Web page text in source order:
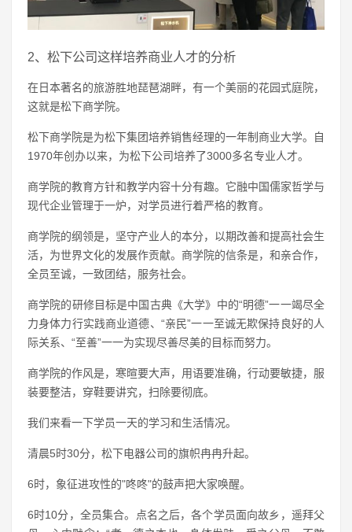
2、松下公司这样培养商业人才的分析
在日本著名的旅游胜地琵琶湖畔，有一个美丽的花园式庭院，
这就是松下商学院。
松下商学院是为松下集团培养销售经理的一年制商业大学。自
1970年创办以来，为松下公司培养了3000多名专业人才。
商学院的教育方针和教学内容十分有趣。它融中国儒家哲学与
现代企业管理于一炉，对学员进行着严格的教育。
商学院的纲领是，坚守产业人的本分，以期改善和提高社会生
活，为世界文化的发展作贡献。商学院的信条是，和亲合作，
全员至诚，一致团结，服务社会。
商学院的研修目标是中国古典《大学》中的“明德”一一竭尽全
力身体力行实践商业道德、“亲民”一一至诚无欺保持良好的人
际关系、“至善”一一为实现尽善尽美的目标而努力。
商学院的作风是，寒暄要大声，用语要准确，行动要敏捷，服
装要整洁，穿鞋要讲究，扫除要彻底。
我们来看一下学员一天的学习和生活情况。
清晨5时30分，松下电器公司的旗帜冉冉升起。
6时，象征进攻性的"咚咚"的鼓声把大家唤醒。
6时10分，全员集合。点名之后，各个学员面向故乡，遥拜父